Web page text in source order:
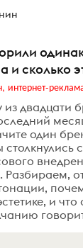
и сколько
из двадцати
один
столкнулись
и